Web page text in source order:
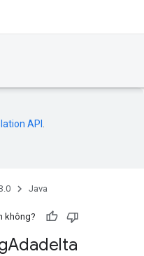
API
Java
không?
Adadelta